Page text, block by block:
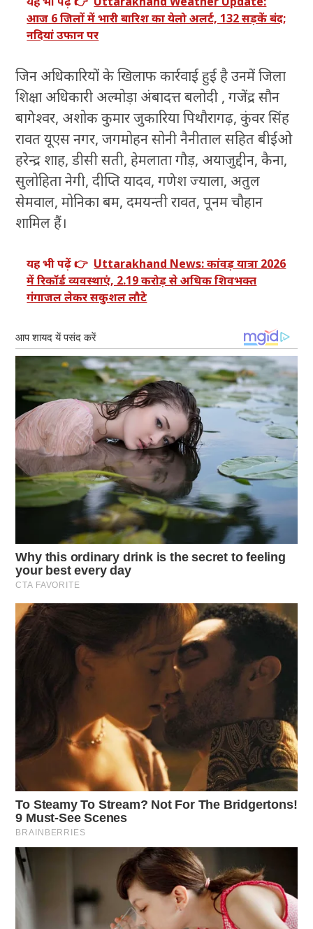
आज 6 जिलों में भारी बारिश का येलो अलर्ट, 132 सड़कें बंद;
नदियां उफान पर
जिन अधिकारियों के खिलाफ कार्रवाई हुई है उनमें जिला
शिक्षा अधिकारी अल्मोड़ा अंबादत्त बलोदी , गजेंद्र सौन
बागेश्वर, अशोक कुमार जुकारिया पिथौरागढ़, कुंवर सिंह
रावत यूएस नगर, जगमोहन सोनी नैनीताल सहित बीईओ
हरेन्द्र शाह, डीसी सती, हेमलाता गौड़, अयाजुद्दीन, कैना,
सुलोहिता नेगी, दीप्ति यादव, गणेश ज्याला, अतुल
सेमवाल, मोनिका बम, दमयन्ती रावत, पूनम चौहान
शामिल हैं।
यह भी पढ़ें 👉 Uttarakhand News: कांवड़ यात्रा 2026
में रिकॉर्ड व्यवस्थाएं, 2.19 करोड़ से अधिक शिवभक्त
गंगाजल लेकर सकुशल लौटे